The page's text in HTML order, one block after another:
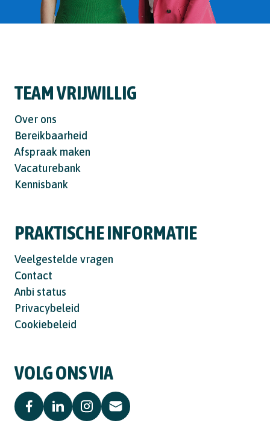
TEAM VRIJWILLIG
Over ons
Bereikbaarheid
Afspraak maken
Vacaturebank
Kennisbank
PRAKTISCHE INFORMATIE
Veelgestelde vragen
Contact
Anbi status
Privacybeleid
Cookiebeleid
VOLG ONS VIA